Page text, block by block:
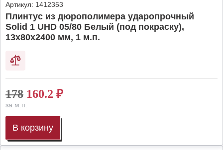
Артикул: 1412353
Плинтус из дюрополимера ударопрочный
Solid 1 UHD 05/80 Белый (под покраску),
13х80х2400 мм, 1 м.п.
178 160.2 ₽
за м.п.
В корзину